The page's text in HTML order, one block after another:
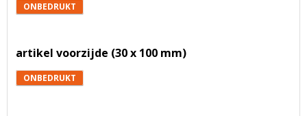
ONBEDRUKT
artikel voorzijde (30 x 100 mm)
ONBEDRUKT